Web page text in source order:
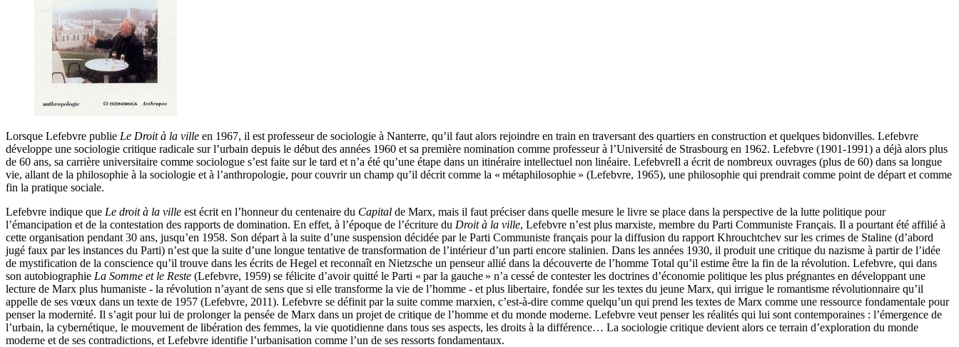
Lorsque Lefebvre publie Le Droit à la ville en 1967, il est professeur de sociologie à Nanterre, qu’il faut alors rejoindre en train en traversant des quartiers en construction et quelques bidonvilles. Lefebvre
développe une sociologie critique radicale sur l’urbain depuis le début des années 1960 et sa première nomination comme professeur à l’Université de Strasbourg en 1962. Lefebvre (1901-1991) a déjà alors plus
de 60 ans, sa carrière universitaire comme sociologue s’est faite sur le tard et n’a été qu’une étape dans un itinéraire intellectuel non linéaire. LefebvreIl a écrit de nombreux ouvrages (plus de 60) dans sa longue
vie, allant de la philosophie à la sociologie et à l’anthropologie, pour couvrir un champ qu’il décrit comme la « métaphilosophie » (Lefebvre, 1965), une philosophie qui prendrait comme point de départ et comme
fin la pratique sociale.
Lefebvre indique que Le droit à la ville est écrit en l’honneur du centenaire du Capital de Marx, mais il faut préciser dans quelle mesure le livre se place dans la perspective de la lutte politique pour
l’émancipation et de la contestation des rapports de domination. En effet, à l’époque de l’écriture du Droit à la ville, Lefebvre n’est plus marxiste, membre du Parti Communiste Français. Il a pourtant été affilié à
cette organisation pendant 30 ans, jusqu’en 1958. Son départ à la suite d’une suspension décidée par le Parti Communiste français pour la diffusion du rapport Khrouchtchev sur les crimes de Staline (d’abord
jugé faux par les instances du Parti) n’est que la suite d’une longue tentative de transformation de l’intérieur d’un parti encore stalinien. Dans les années 1930, il produit une critique du nazisme à partir de l’idée
de mystification de la conscience qu’il trouve dans les écrits de Hegel et reconnaît en Nietzsche un penseur allié dans la découverte de l’homme Total qu’il estime être la fin de la révolution. Lefebvre, qui dans
son autobiographie La Somme et le Reste (Lefebvre, 1959) se félicite d’avoir quitté le Parti « par la gauche » n’a cessé de contester les doctrines d’économie politique les plus prégnantes en développant une
lecture de Marx plus humaniste - la révolution n’ayant de sens que si elle transforme la vie de l’homme - et plus libertaire, fondée sur les textes du jeune Marx, qui irrigue le romantisme révolutionnaire qu’il
appelle de ses vœux dans un texte de 1957 (Lefebvre, 2011). Lefebvre se définit par la suite comme marxien, c’est-à-dire comme quelqu’un qui prend les textes de Marx comme une ressource fondamentale pour
penser la modernité. Il s’agit pour lui de prolonger la pensée de Marx dans un projet de critique de l’homme et du monde moderne. Lefebvre veut penser les réalités qui lui sont contemporaines : l’émergence de
l’urbain, la cybernétique, le mouvement de libération des femmes, la vie quotidienne dans tous ses aspects, les droits à la différence… La sociologie critique devient alors ce terrain d’exploration du monde
moderne et de ses contradictions, et Lefebvre identifie l’urbanisation comme l’un de ses ressorts fondamentaux.